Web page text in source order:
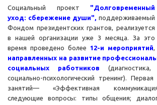
Социальный проект "Долговременный
уход: сбережение души", поддерживаемый
Фондом президентских грантов, реализуется
в нашей организации уже 3 месяца. За это
время проведено более 12-и мероприятий,
направленных на развитие
социальных работников (диагностика,
социально-психологический тренинг).
занятий— «Эффективная
следующие вопросы: типы общения;